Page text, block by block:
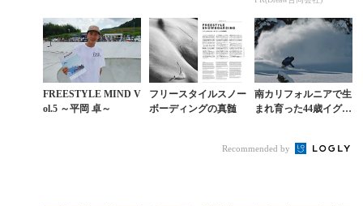
FREESTYLE MIND V
ol.5 ～平岡 卓～
フリースタイルスノー
ボーディングの真髄
南カリフォルニアで生
まれ育った44歳イグチ
Recommended by